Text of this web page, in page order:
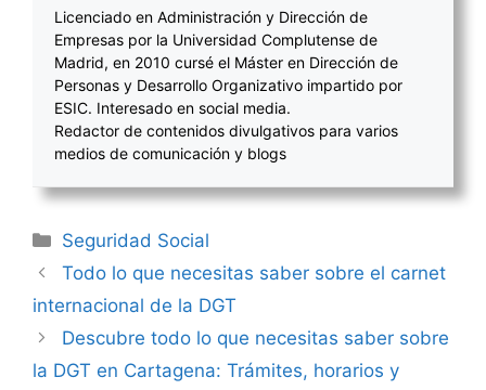
Licenciado en Administración y Dirección de
Empresas por la Universidad Complutense de
Madrid, en 2010 cursé el Máster en Dirección de
Personas y Desarrollo Organizativo impartido por
ESIC. Interesado en social media.
Redactor de contenidos divulgativos para varios
medios de comunicación y blogs
Categorías
Seguridad Social
Navegación
de
Todo lo que necesitas saber sobre el carnet
internacional de la DGT
Descubre todo lo que necesitas saber sobre
la DGT en Cartagena: Trámites, horarios y